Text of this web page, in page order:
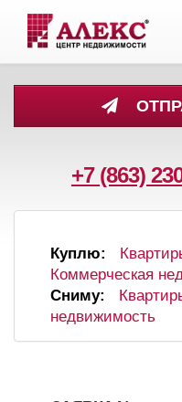
+7 (863)
Куплю:
Коммерческая
Сниму:
недвижимость